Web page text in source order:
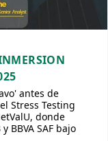
antes de
Stress Testing
donde
BBVA SAF bajo